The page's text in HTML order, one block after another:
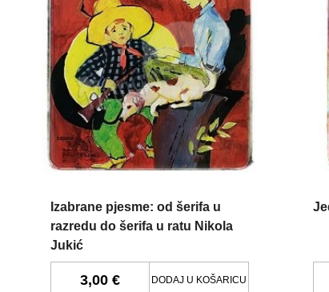
Izabrane pjesme: od šerifa u
razredu do šerifa u ratu Nikola
Jukić
3,00 € DODAJ U KOŠARICU